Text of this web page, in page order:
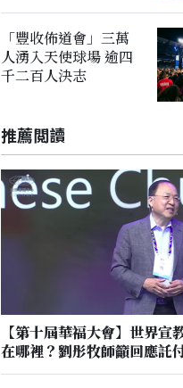
「豐收佈道會」三萬
人湧入天使球場 逾四
千二百人決志
推薦閲讀
【第十屆華福大會】世界宣
在哪裡？劉彤牧師籲回應託